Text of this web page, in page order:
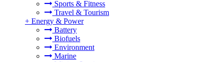
Sports & Fitness
Travel & Tourism
+ Energy & Power
Battery
Biofuels
Environment
Marine